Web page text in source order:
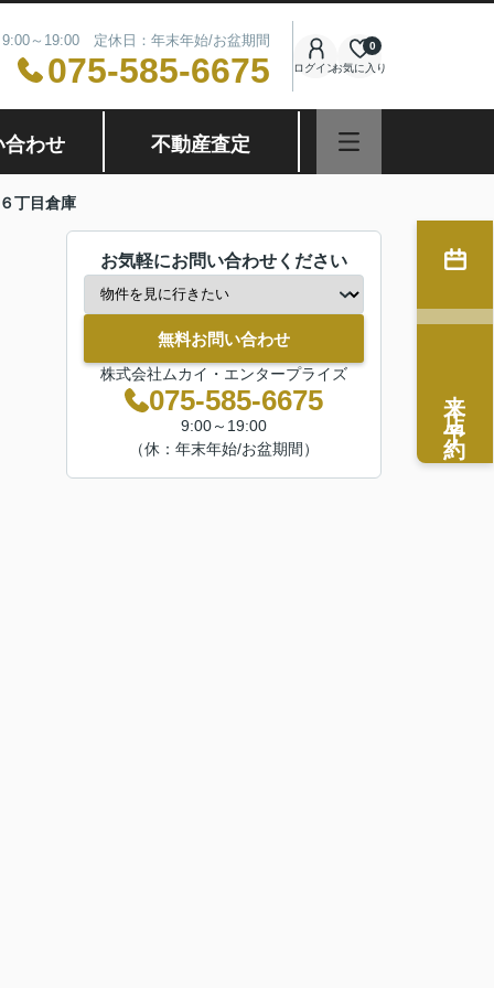
～19:00 定休日：年末年始/お盆期間
075-585-6675 ログインお気に入り
0
合わせ 不動産査定
丁目倉庫
お気軽にお問い合わせください
無料お問い合わせ
株式会社ムカイ・エンタープライズ
075-585-6675
9:00～19:00
（休：年末年始/お盆期間）
来店予約